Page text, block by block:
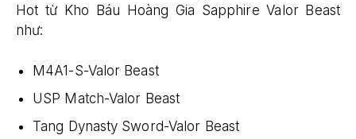
Hot từ Kho Báu Hoàng Gia Sapphire Valor Beast
như:
M4A1-S-Valor Beast
USP Match-Valor Beast
Tang Dynasty Sword-Valor Beast